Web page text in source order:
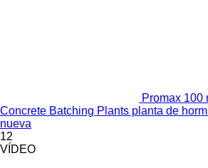
Promax 100
Concrete Batching Plants planta de
nueva
12
VÍDEO